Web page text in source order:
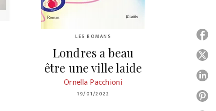
LES ROMANS
Londres a beau
être une ville laide
Ornella Pacchioni
19/01/2022